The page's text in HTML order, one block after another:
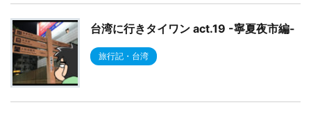
台湾に行きタイワン act.19 -寧夏夜市編-
旅行記・台湾